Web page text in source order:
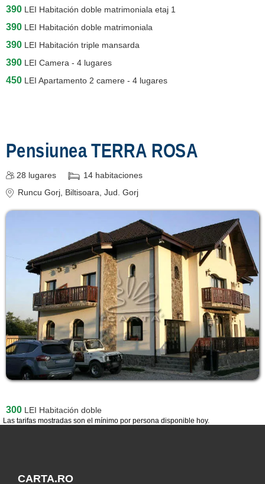
Las tarifas mostradas son el mínimo por persona disponible hoy.
390 LEI Habitación doble matrimoniala etaj 1
390 LEI Habitación doble matrimoniala
390 LEI Habitación triple mansarda
390 LEI Camera - 4 lugares
450 LEI Apartamento 2 camere - 4 lugares
Pensiunea TERRA ROSA
28 lugares 14 habitaciones
Runcu Gorj, Biltisoara, Jud. Gorj
300 LEI Habitación doble
CARTA.RO